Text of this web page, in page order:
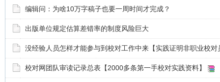
编辑问：为啥10万字稿子也要一周时间才完成？
出版单位规定估算差错率的制度风险巨大
没经验人员怎样才能参与到校对工作中来【实践证明非职业校
校对网团队审读记录总表【2000多条第一手校对实践资料】